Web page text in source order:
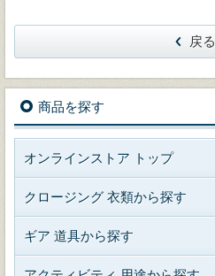
戻る
商品を探す
オンラインストア トップ
クロージング 衣類から探す
ギア 道具から探す